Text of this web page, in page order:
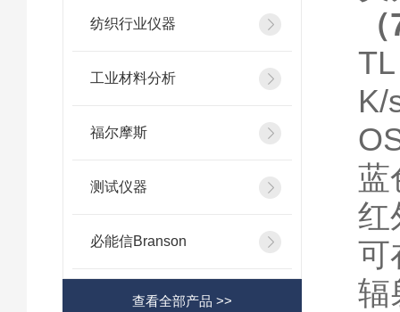
纺织行业仪器
工业材料分析
福尔摩斯
测试仪器
必能信Branson
查看全部产品 >>
K/
蓝
红
可
辐